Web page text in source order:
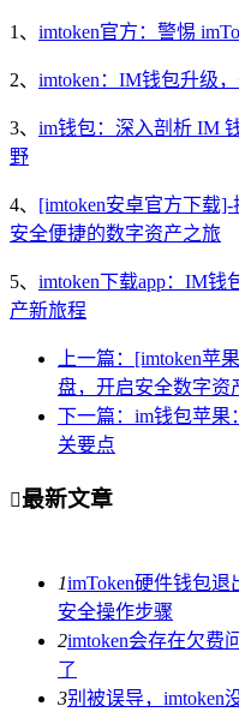
1、 imtoken官方：警惕
2、 imtoken：IM钱包升级
3、 im钱包：深入剖析 IM
野
4、 [imtoken安卓官方下载
安全便捷的数字资产之旅
5、 imtoken下载app：IM
产新旅程
上一篇：[imtoken苹
盘，开启安全数字资
下一篇：im钱包苹果
关要点
最新文章
1imToken硬件钱包
安全操作步骤
2imtoken会存在欠费
了
3别被误导，imtoken